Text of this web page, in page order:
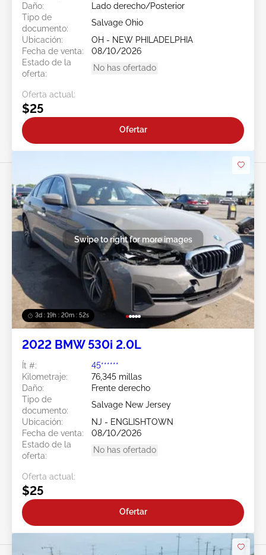
Daño:
Lado derecho/Posterior
Tipo de
documento:
Salvage Ohio
Ubicación:
OH - NEW PHILADELPHIA
Fecha de venta:
08/10/2026
Estado de la
oferta:
No has ofertado
Oferta actual:
$25
Ofertar
3d : 19h : 20m : 49s
Swipe to right for more images
2022 BMW 530i 2.0L
Ít #:
45******
Kilometraje:
76,345 millas
Daño:
Frente derecho
Tipo de
documento:
Salvage New Jersey
Ubicación:
NJ - ENGLISHTOWN
Fecha de venta:
08/10/2026
Estado de la
oferta:
No has ofertado
Oferta actual:
$25
Ofertar